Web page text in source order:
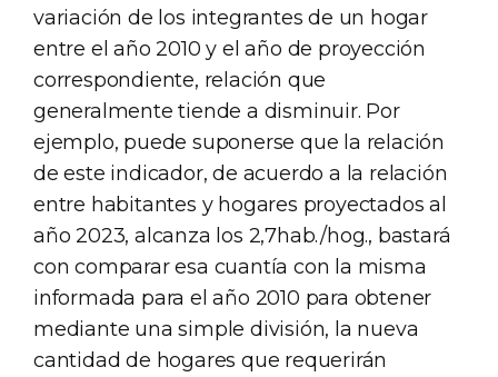
variación de los integrantes de un hogar
entre el año 2010 y el año de proyección
correspondiente, relación que
generalmente tiende a disminuir. Por
ejemplo, puede suponerse que la relación
de este indicador, de acuerdo a la relación
entre habitantes y hogares proyectados al
año 2023, alcanza los 2,7hab./hog., bastará
con comparar esa cuantía con la misma
informada para el año 2010 para obtener
mediante una simple división, la nueva
cantidad de hogares que requerirán